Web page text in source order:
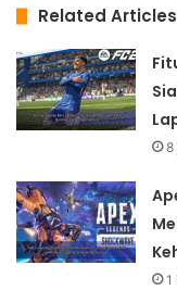
Related Articles
8
1